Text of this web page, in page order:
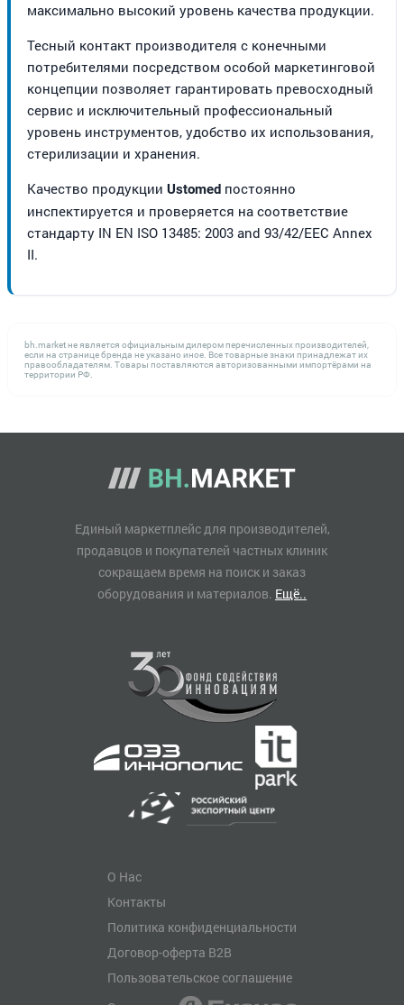
максимально высокий уровень качества продукции.
Тесный контакт производителя с конечными
потребителями посредством особой маркетинговой
концепции позволяет гарантировать превосходный
сервис и исключительный профессиональный
уровень инструментов, удобство их использования,
стерилизации и хранения.
Качество продукции Ustomed постоянно
инспектируется и проверяется на соответствие
стандарту IN EN ISO 13485: 2003 and 93/42/EEC Annex
II.
bh.market не является официальным дилером перечисленных производителей,
если на странице бренда не указано иное. Все товарные знаки принадлежат их
правообладателям. Товары поставляются авторизованными импортёрами на
территории РФ.
Единый маркетплейс для производителей,
продавцов и покупателей частных клиник
сокращаем время на поиск и заказ
оборудования и материалов. Ещё..
О Нас
Контакты
Политика конфиденциальности
Договор-оферта B2B
Пользовательское соглашение